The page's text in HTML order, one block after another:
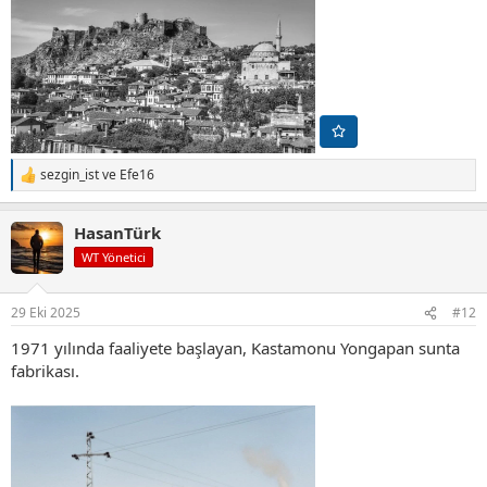
T
e
k
i
l
:
sezgin_istve Efe16
HasanTürk
WT Yönetici
29 Eki 2025 #12
1971 yılında faaliyete başlayan, Kastamonu Yongapan sunta
fabrikası.